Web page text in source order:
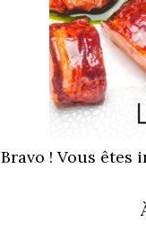
Bravo ! Vous